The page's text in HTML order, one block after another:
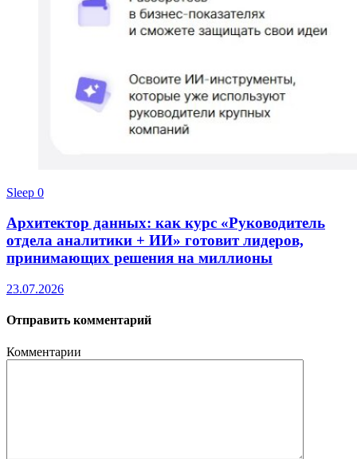
Sleep 0
Архитектор данных: как курс «Руководитель
отдела аналитики + ИИ» готовит лидеров,
принимающих решения на миллионы
23.07.2026
Отправить комментарий
Комментарии